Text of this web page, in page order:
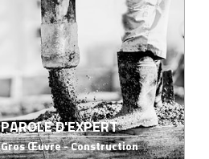
PAROLE D'EXPERT
Gros Œuvre - Construction